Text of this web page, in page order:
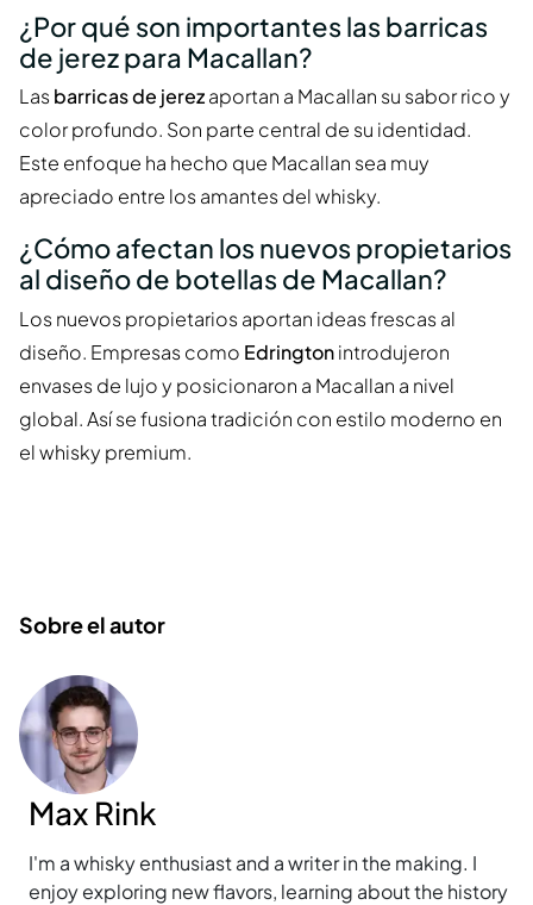
¿Por qué son importantes las barricas
de jerez para Macallan?
Lasbarricas de jerezaportan a Macallan su sabor rico y
color profundo. Son parte central de su identidad.
Este enfoque ha hecho que Macallan sea muy
apreciado entre los amantes del whisky.
¿Cómo afectan los nuevos propietarios
al diseño de botellas de Macallan?
Los nuevos propietarios aportan ideas frescas al
diseño. Empresas como Edringtonintrodujeron
envases de lujo y posicionaron a Macallan a nivel
global. Así se fusiona tradición con estilo moderno en
el whisky premium.
Sobre el autor
Max Rink
I'm a whisky enthusiast and a writer in the making. I
enjoy exploring new flavors, learning about the history